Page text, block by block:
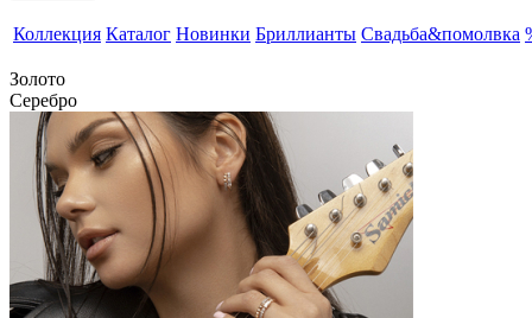
Коллекция Каталог Новинки Бриллианты Свадьба&помолвка
Золото
Серебро